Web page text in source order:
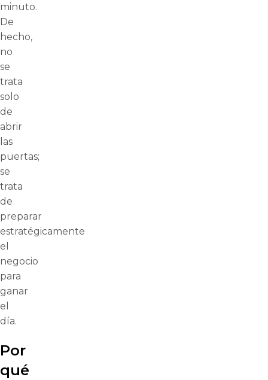
minuto.
De
hecho,
no
se
trata
solo
de
abrir
las
puertas;
se
trata
de
preparar
estratégicamente
el
negocio
para
ganar
el
día.
Por
qué